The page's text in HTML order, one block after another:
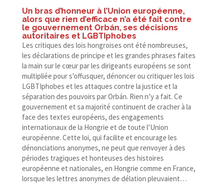
Un bras d’honneur à l’Union européenne,
alors que rien d’efficace n’a été fait contre
le gouvernement Orbán, ses décisions
autoritaires et LGBTIphobes
Les critiques des lois hongroises ont été nombreuses,
les déclarations de principe et les grandes phrases faites
la main sur le cœur par les dirigeants européens se sont
multipliée pour s’offusquer, dénoncer ou critiquer les lois
LGBTIphobes et les attaques contre la justice et la
séparation des pouvoirs par Orbán. Rien n’y a fait. Ce
gouvernement et sa majorité continuent de cracher à la
face des textes européens, des engagements
internationaux de la Hongrie et de toute l’Union
européenne. Cette loi, qui facilite et encourage les
dénonciations anonymes, ne peut que renvoyer à des
périodes tragiques et honteuses des histoires
européenne et nationales, en Hongrie comme en France,
lorsque les lettres anonymes de délation pleuvaient…